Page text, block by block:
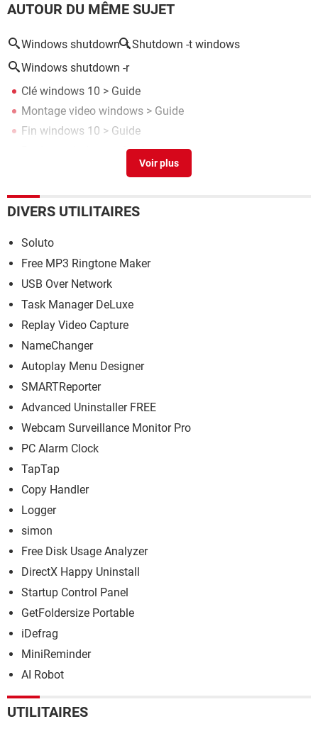
AUTOUR DU MÊME SUJET
Windows shutdown -t Shutdown -t windows
Windows shutdown -r
Clé windows 10 > Guide
Montage video windows > Guide
Fin windows 10 > Guide
> Guide
> Télécharger - Pilotes & Matériel
DIVERS UTILITAIRES
Soluto
Free MP3 Ringtone Maker
USB Over Network
Task Manager DeLuxe
Replay Video Capture
NameChanger
Autoplay Menu Designer
SMARTReporter
Advanced Uninstaller FREE
Webcam Surveillance Monitor Pro
PC Alarm Clock
TapTap
Copy Handler
Logger
simon
Free Disk Usage Analyzer
DirectX Happy Uninstall
Startup Control Panel
GetFoldersize Portable
iDefrag
MiniReminder
AI Robot
UTILITAIRES